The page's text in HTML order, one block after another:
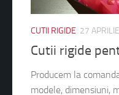
CUTII RIGIDE 27
Cutii rigide
Producem la
modele, dimensiuni,